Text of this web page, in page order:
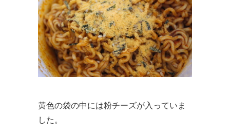
黄色の袋の中には粉チーズが入っていま
した。